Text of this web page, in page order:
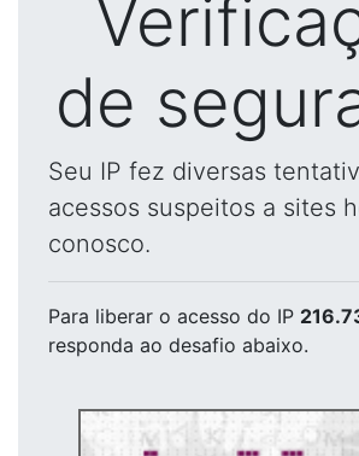
de
Seu IP fez diversas
acessos suspeitos a sites
conosco.
Para liberar o acesso do IP
responda ao desafio abaixo.